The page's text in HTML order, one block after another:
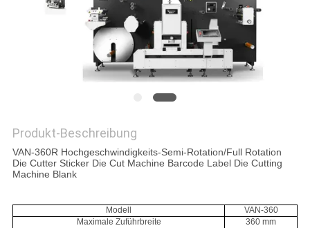
DATENSCHUTZRICHTLINIE
Produkt-Beschreibung
VAN-360R Hochgeschwindigkeits-Semi-Rotation/Full Rotation
Die Cutter Sticker Die Cut Machine Barcode Label Die Cutting
Machine Blank
Modell
VAN-360
Maximale Zuführbreite
360 mm